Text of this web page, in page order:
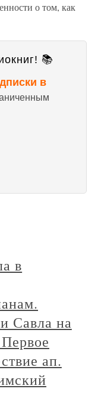
о том, как
📚
в
в
Савла на
ап.